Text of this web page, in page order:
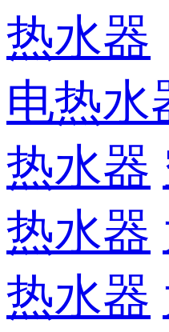
热水器
电热水
热水器
热水器
热水器